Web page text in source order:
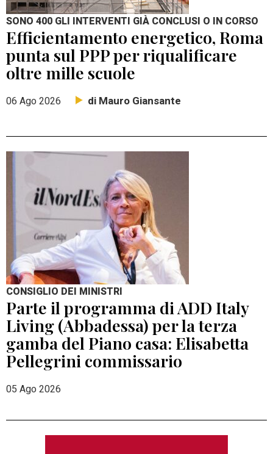
SONO 400 GLI INTERVENTI GIÀ CONCLUSI O IN CORSO
Efficientamento energetico, Roma
punta sul PPP per riqualificare
oltre mille scuole
06 Ago 2026 di Mauro Giansante
CONSIGLIO DEI MINISTRI
Parte il programma di ADD Italy
Living (Abbadessa) per la terza
gamba del Piano casa: Elisabetta
Pellegrini commissario
05 Ago 2026